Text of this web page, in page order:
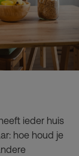
ieder huis
hoe houd je